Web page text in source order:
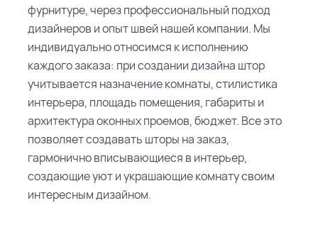
фурнитуре, через профессиональный подход
дизайнеров и опыт швей нашей компании. Мы
индивидуально относимся к исполнению
каждого заказа: при создании дизайна штор
учитывается назначение комнаты, стилистика
интерьера, площадь помещения, габариты и
архитектура оконных проемов, бюджет. Все это
позволяет создавать шторы на заказ,
гармонично вписывающиеся в интерьер,
создающие уют и украшающие комнату своим
интересным дизайном.